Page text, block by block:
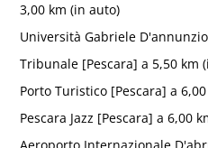
3,00 km (in auto)
Università Gabriele
Tribunale [Pescara] a 5,50 km
Porto Turistico [Pescara] a
Pescara Jazz [Pescara] a 6,00